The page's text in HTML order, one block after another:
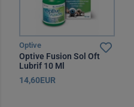
Optive
Optive Fusion Sol Oft
Lubrif 10 Ml
14,60EUR